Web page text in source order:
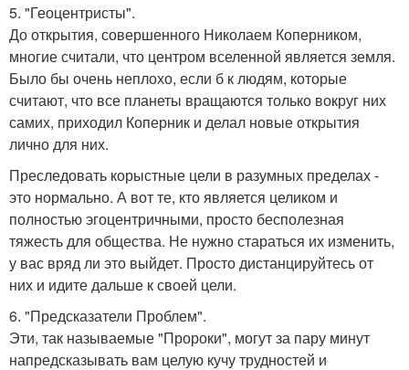
5. "Геоцентристы".
До открытия, совершенного Николаем Коперником,
многие считали, что центром вселенной является земля.
Было бы очень неплохо, если б к людям, которые
считают, что все планеты вращаются только вокруг них
самих, приходил Коперник и делал новые открытия
лично для них.
Преследовать корыстные цели в разумных пределах -
это нормально. А вот те, кто является целиком и
полностью эгоцентричными, просто бесполезная
тяжесть для общества. Не нужно стараться их изменить,
у вас вряд ли это выйдет. Просто дистанцируйтесь от
них и идите дальше к своей цели.
6. "Предсказатели Проблем".
Эти, так называемые "Пророки", могут за пару минут
напредсказывать вам целую кучу трудностей и